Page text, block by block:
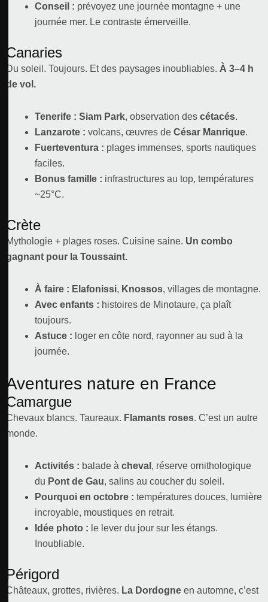
Conseil : prévoyez une journée montagne + une
journée mer. Le contraste émerveille.
Canaries
Du soleil. Toujours. Et des paysages inoubliables. À 3–4 h
de vol.
Tenerife : Siam Park, observation des cétacés.
Lanzarote : volcans, œuvres de César Manrique.
Fuerteventura : plages immenses, sports nautiques
faciles.
Bonus famille : infrastructures au top, températures
~25°C.
Crète
Mythologie + plages roses. Cuisine saine. Un combo
gagnant pour la Toussaint.
À faire : Elafonissi, Knossos, villages de montagne.
Avec enfants : histoires de Minotaure, ça plaît
toujours.
Astuce : loger en côte nord, rayonner au sud à la
journée.
Aventures nature en France
Camargue
Chevaux blancs. Taureaux. Flamants roses. C’est un autre
monde.
Activités : balade à cheval , réserve ornithologique
du Pont de Gau, salins au coucher du soleil.
Pourquoi en octobre : températures douces, lumière
incroyable, moustiques en retrait.
Idée photo : le lever du jour sur les étangs.
Inoubliable.
Périgord
Châteaux, grottes, rivières. La Dordogne en automne, c’est